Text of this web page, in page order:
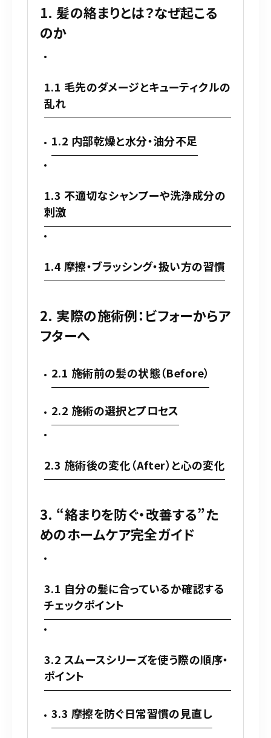
1. 髪の絡まりとは？なぜ起こる
のか
1.1 毛先のダメージとキューティクルの
乱れ
1.2 内部乾燥と水分・油分不足
1.3 不適切なシャンプーや洗浄成分の
刺激
1.4 摩擦・ブラッシング・扱い方の習慣
2. 実際の施術例：ビフォーからア
フターへ
2.1 施術前の髪の状態（Before）
2.2 施術の選択とプロセス
2.3 施術後の変化（After）と心の変化
3. “絡まりを防ぐ・改善する”た
めのホームケア完全ガイド
3.1 自分の髪に合っているか確認する
チェックポイント
3.2 スムースシリーズを使う際の順序・
ポイント
3.3 摩擦を防ぐ日常習慣の見直し